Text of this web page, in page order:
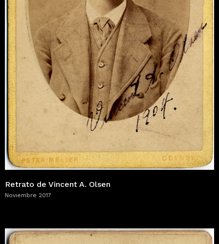
Retrato de Vincent A. Olsen
Noviembre 2017